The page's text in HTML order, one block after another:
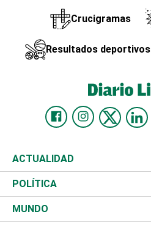
Crucigramas
Resultados deportivos
ACTUALIDAD
Nacional
Ciudad
POLÍTICA
Partidos
MUNDO